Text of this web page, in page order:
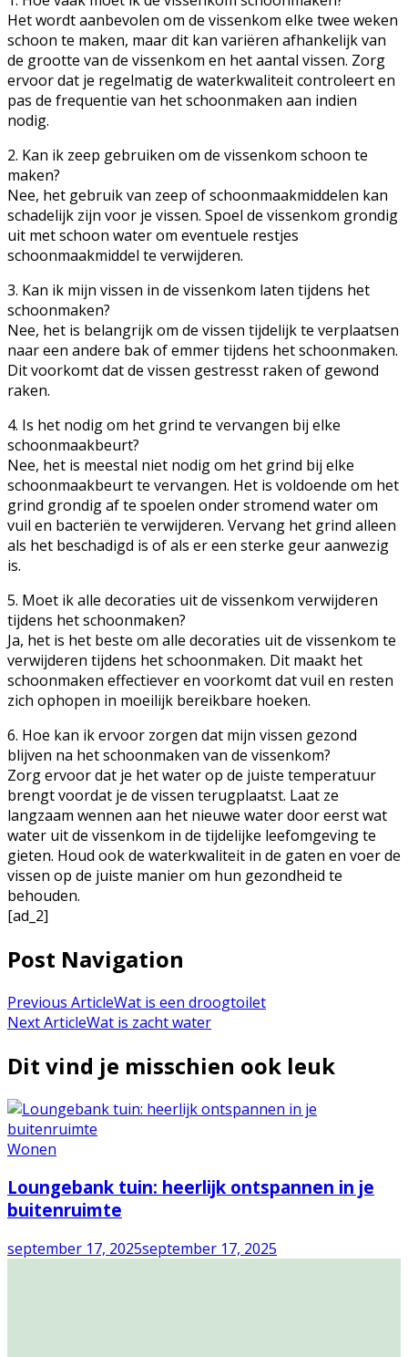
Het wordt aanbevolen om de vissenkom elke twee weken
schoon te maken, maar dit kan variëren afhankelijk van
de grootte van de vissenkom en het aantal vissen. Zorg
ervoor dat je regelmatig de waterkwaliteit controleert en
pas de frequentie van het schoonmaken aan indien
nodig.
2. Kan ik zeep gebruiken om de vissenkom schoon te
maken?
Nee, het gebruik van zeep of schoonmaakmiddelen kan
schadelijk zijn voor je vissen. Spoel de vissenkom grondig
uit met schoon water om eventuele restjes
schoonmaakmiddel te verwijderen.
3. Kan ik mijn vissen in de vissenkom laten tijdens het
schoonmaken?
Nee, het is belangrijk om de vissen tijdelijk te verplaatsen
naar een andere bak of emmer tijdens het schoonmaken.
Dit voorkomt dat de vissen gestresst raken of gewond
raken.
4. Is het nodig om het grind te vervangen bij elke
schoonmaakbeurt?
Nee, het is meestal niet nodig om het grind bij elke
schoonmaakbeurt te vervangen. Het is voldoende om het
grind grondig af te spoelen onder stromend water om
vuil en bacteriën te verwijderen. Vervang het grind alleen
als het beschadigd is of als er een sterke geur aanwezig
is.
5. Moet ik alle decoraties uit de vissenkom verwijderen
tijdens het schoonmaken?
Ja, het is het beste om alle decoraties uit de vissenkom te
verwijderen tijdens het schoonmaken. Dit maakt het
schoonmaken effectiever en voorkomt dat vuil en resten
zich ophopen in moeilijk bereikbare hoeken.
6. Hoe kan ik ervoor zorgen dat mijn vissen gezond
blijven na het schoonmaken van de vissenkom?
Zorg ervoor dat je het water op de juiste temperatuur
brengt voordat je de vissen terugplaatst. Laat ze
langzaam wennen aan het nieuwe water door eerst wat
water uit de vissenkom in de tijdelijke leefomgeving te
gieten. Houd ook de waterkwaliteit in de gaten en voer de
vissen op de juiste manier om hun gezondheid te
behouden.
[ad_2]
Post Navigation
Previous ArticleWat is een droogtoilet
Next ArticleWat is zacht water
Dit vind je misschien ook leuk
Wonen
Loungebank tuin: heerlijk ontspannen in je
buitenruimte
september 17, 2025september 17, 2025